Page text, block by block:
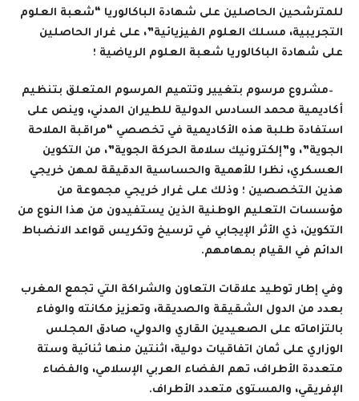
للمترشحين الحاصلين على شهادة الباكالوريا “شعبة العلوم
التجريبية، مسلك العلوم الفيزيائية”، على غرار الحاصلين
على شهادة الباكالوريا شعبة العلوم الرياضية ؛
–مشروع مرسوم بتغيير وتتميم المرسوم المتعلق بتنظيم
أكاديمية محمد السادس الدولية للطيران المدني، وينص على
استفادة طلبة هذه الأكاديمية في تخصصي “مراقبة الملاحة
الجوية”، و”إلكترونيك سلامة الحركة الجوية”، من التكوين
العسكري، نظرا للأهمية والحساسية الدقيقة لمهن خريجي
هذين التخصصين ؛ وذلك على غرار خريجي مجموعة من
مؤسسات التعليم الوطنية الذين يستفيدون من هذا النوع من
التكوين، ذي الأثر الإيجابي في ترسيخ وتكريس قواعد الانضباط
الدائم في القيام بمهامهم.
وفي إطار توطيد علاقات التعاون والشراكة التي تجمع المغرب
بعدد من الدول الشقيقة والصديقة، وتعزيز مكانته والوفاء
بالتزاماته على الصعيدين القاري والدولي، صادق المجلس
الوزاري على ثمان اتفاقيات دولية، اثنتين منها ثنائية وستة
متعددة الأطراف، تهم الفضاء العربي الإسلامي، والفضاء
الإفريقي، والمستوى متعدد الأطراف.